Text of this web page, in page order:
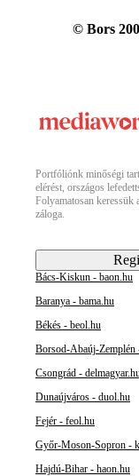
© Bors
Portfóliónk minőségi
elérést, országos
Folyamatosan keressük
záloga.
Bács-Kiskun - baon.hu
Baranya - bama.hu
Békés - beol.hu
Borsod-Abaúj-Zemplén
Csongrád -
Dunaújváros - duol.hu
Fejér - feol.hu
Győr-Moson-Sopron -
Hajdú-Bihar - haon.hu